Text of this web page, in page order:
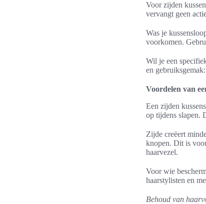
Voor zijden
vervangt geen
Was je
voorkomen.
Wil je een
en gebruiksgemak:
Voordelen van
Een zijden
op tijdens slapen.
Zijde creëert
knopen. Dit is
haarvezel.
Voor wie
haarstylisten en
Behoud van